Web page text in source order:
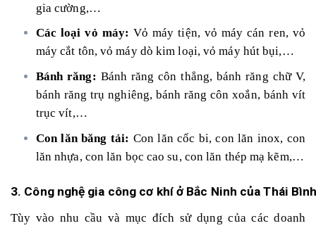
gia cường,…
Các loại vỏ máy: Vỏ máy tiện, vỏ máy cán ren, vỏ
máy cắt tôn, vỏ máy dò kim loại, vỏ máy hút bụi,…
Bánh răng: Bánh răng côn thẳng, bánh răng chữ V,
bánh răng trụ nghiêng, bánh răng côn xoắn, bánh vít
trục vít,…
Con lăn băng tải: Con lăn cốc bi, con lăn inox, con
lăn nhựa, con lăn bọc cao su, con lăn thép mạ kẽm,…
3. Công nghệ gia công cơ khí ở Bắc Ninh củaThái
Tùy vào nhu cầu và mục đích sử dụng của các doanh